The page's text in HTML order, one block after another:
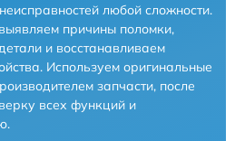
любой сложности.
причины поломки,
и восстанавливаем
Используем оригинальные
запчасти, после
всех функций и